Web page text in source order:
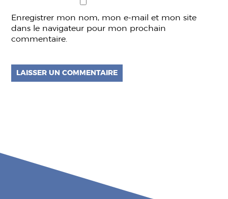
Enregistrer mon nom, mon e-mail et mon site
dans le navigateur pour mon prochain
commentaire.